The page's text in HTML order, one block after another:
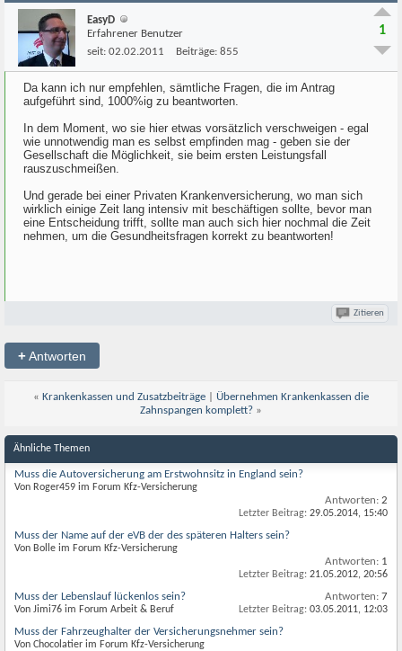
EasyD
Erfahrener Benutzer
seit: 02.02.2011 Beiträge: 855
1
Da kann ich nur empfehlen, sämtliche Fragen, die im Antrag
aufgeführt sind, 1000%ig zu beantworten.
In dem Moment, wo sie hier etwas vorsätzlich verschweigen - egal
wie unnotwendig man es selbst empfinden mag - geben sie der
Gesellschaft die Möglichkeit, sie beim ersten Leistungsfall
rauszuschmeißen.
Und gerade bei einer Privaten Krankenversicherung, wo man sich
wirklich einige Zeit lang intensiv mit beschäftigen sollte, bevor man
eine Entscheidung trifft, sollte man auch sich hier nochmal die Zeit
nehmen, um die Gesundheitsfragen korrekt zu beantworten!
Zitieren
+Antworten
« Krankenkassen und Zusatzbeiträge
Übernehmen Krankenkassen die
Zahnspangen komplett? »
Ähnliche Themen
Muss die Autoversicherung am Erstwohnsitz in England sein?
Von Roger459 im Forum Kfz-Versicherung
Antworten: 2
Letzter Beitrag: 29.05.2014, 15:40
Muss der Name auf der eVB der des späteren Halters sein?
Von Bolle im Forum Kfz-Versicherung
Antworten: 1
Letzter Beitrag: 21.05.2012, 20:56
Muss der Lebenslauf lückenlos sein?
Von Jimi76 im Forum Arbeit & Beruf
Antworten: 7
Letzter Beitrag: 03.05.2011, 12:03
Muss der Fahrzeughalter der Versicherungsnehmer sein?
Von Chocolatier im Forum Kfz-Versicherung